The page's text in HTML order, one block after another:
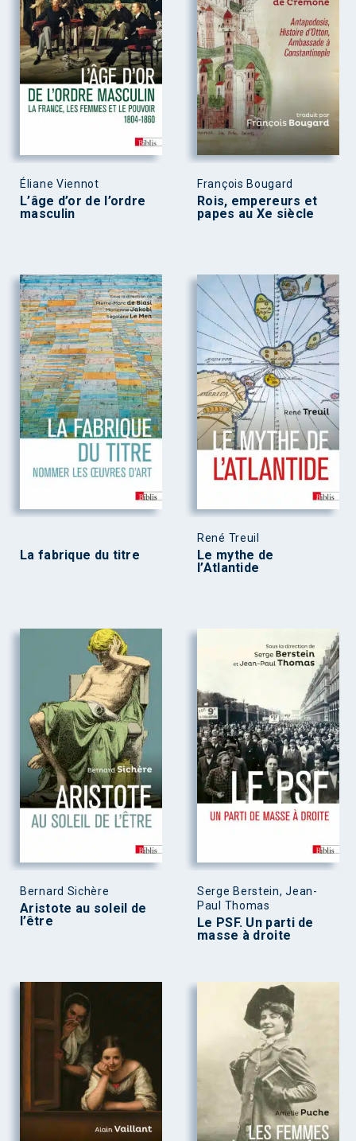
Éliane Viennot
L’âge d’or de l’ordre
masculin
François Bougard
Rois, empereurs et
papes au Xe siècle
La fabrique du titre
René Treuil
Le mythe de
l’Atlantide
Bernard Sichère
Aristote au soleil de
l’être
Serge Berstein, Jean-
Paul Thomas
Le PSF. Un parti de
masse à droite